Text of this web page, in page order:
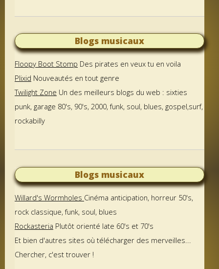
Blogs musicaux
Floopy Boot Stomp Des pirates en veux tu en voila
Plixid Nouveautés en tout genre
Twilight Zone Un des meilleurs blogs du web : sixties
punk, garage 80's, 90's, 2000, funk, soul, blues, gospel,surf,
rockabilly
Blogs musicaux
Willard's Wormholes Cinéma anticipation, horreur 50's,
rock classique, funk, soul, blues
Rockasteria Plutôt orienté late 60's et 70's
Et bien d'autres sites où télécharger des merveilles...
Chercher, c'est trouver !